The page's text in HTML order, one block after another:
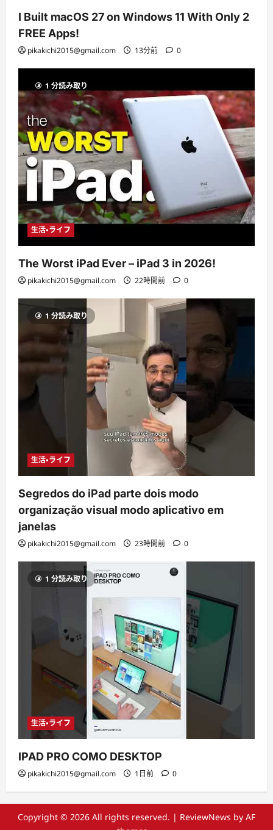
I Built macOS 27 on Windows 11 With Only 2
FREE Apps!
pikakichi2015@gmail.com 13分前 0
1 分読み取り
生活・ライフ
The Worst iPad Ever – iPad 3 in 2026!
pikakichi2015@gmail.com 22時間前 0
1 分読み取り
生活・ライフ
Segredos do iPad parte dois modo
organização visual modo aplicativo em
janelas
pikakichi2015@gmail.com 23時間前 0
1 分読み取り
生活・ライフ
IPAD PRO COMO DESKTOP
pikakichi2015@gmail.com 1日前 0
Copyright © 2026 All rights reserved. | ReviewNews by AF